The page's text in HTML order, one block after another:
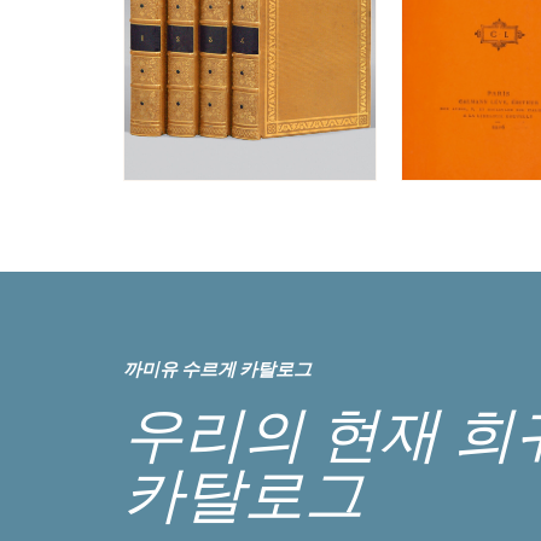
까미유 수르게 카탈로그
우리의 현재 희
카탈로그